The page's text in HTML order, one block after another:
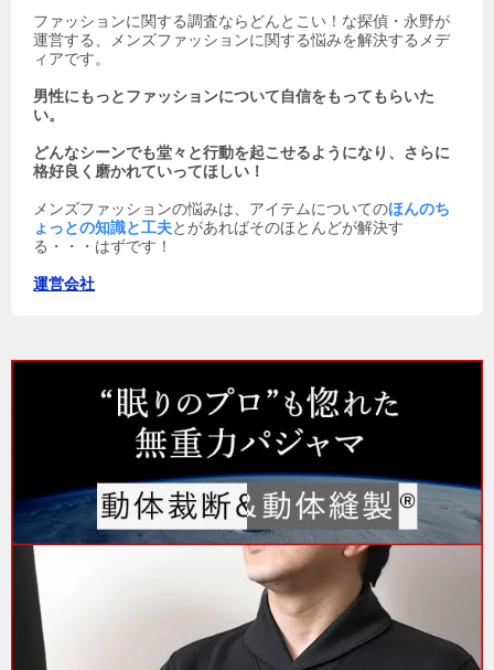
ファッションに関する調査ならどんとこい！な探偵・永野が
運営する、メンズファッションに関する悩みを解決するメデ
ィアです。
男性にもっとファッションについて自信をもってもらいた
い。
どんなシーンでも堂々と行動を起こせるようになり、さらに
格好良く磨かれていってほしい！
メンズファッションの悩みは、アイテムについてのほんのち
ょっとの知識と工夫とがあればそのほとんどが解決す
る・・・はずです！
運営会社